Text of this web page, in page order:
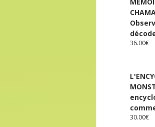
36.00€
30.00€